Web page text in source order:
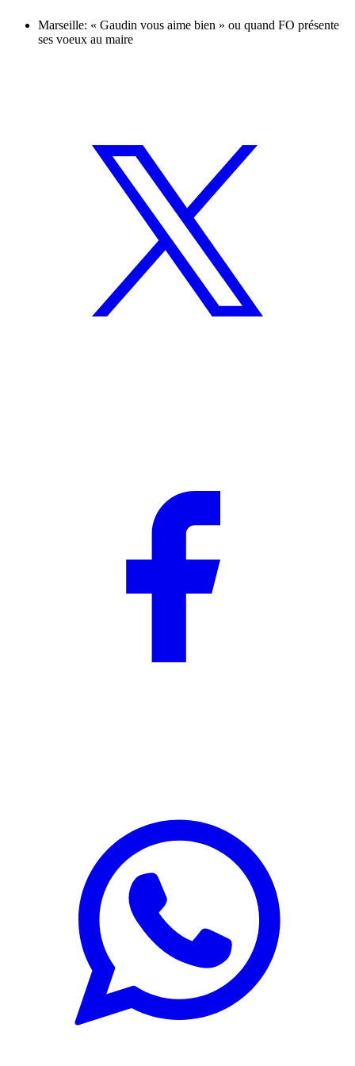
Marseille: « Gaudin vous aime bien » ou quand FO présente
ses voeux au maire